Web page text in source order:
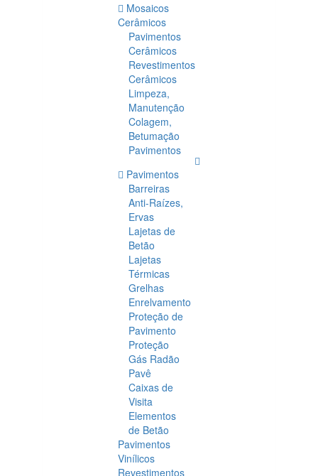
Mosaicos
Cerâmicos
Pavimentos
Cerâmicos
Revestimentos
Cerâmicos
Limpeza,
Manutenção
Colagem,
Betumação
Pavimentos
Pavimentos
Barreiras
Anti-Raízes,
Ervas
Lajetas de
Betão
Lajetas
Térmicas
Grelhas
Enrelvamento
Proteção de
Pavimento
Proteção
Gás Radão
Pavê
Caixas de
Visita
Elementos
de Betão
Pavimentos
Vinílicos
Revestimentos